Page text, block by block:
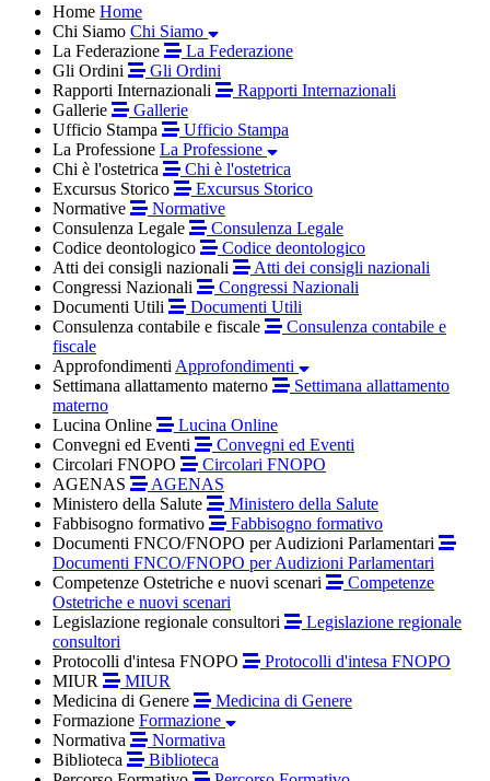
Home Home
Chi Siamo Chi Siamo
La Federazione
La Federazione
Gli Ordini
Gli Ordini
Rapporti Internazionali
Rapporti Internazionali
Gallerie
Gallerie
Ufficio Stampa
Ufficio Stampa
La Professione La Professione
Chi è l'ostetrica
Chi è l'ostetrica
Excursus Storico
Excursus Storico
Normative
Normative
Consulenza Legale
Consulenza Legale
Codice deontologico
Codice deontologico
Atti dei consigli nazionali
Atti dei consigli nazionali
Congressi Nazionali
Congressi Nazionali
Documenti Utili
Documenti Utili
Consulenza contabile e fiscale
Consulenza contabile e
fiscale
Approfondimenti Approfondimenti
Settimana allattamento materno
Settimana allattamento
materno
Lucina Online
Lucina Online
Convegni ed Eventi
Convegni ed Eventi
Circolari FNOPO
Circolari FNOPO
AGENAS
AGENAS
Ministero della Salute
Ministero della Salute
Fabbisogno formativo
Fabbisogno formativo
Documenti FNCO/FNOPO per Audizioni Parlamentari
Documenti FNCO/FNOPO per Audizioni Parlamentari
Competenze Ostetriche e nuovi scenari
Competenze
Ostetriche e nuovi scenari
Legislazione regionale consultori
Legislazione regionale
consultori
Protocolli d'intesa FNOPO
Protocolli d'intesa FNOPO
MIUR
MIUR
Medicina di Genere
Medicina di Genere
Formazione Formazione
Normativa
Normativa
Biblioteca
Biblioteca